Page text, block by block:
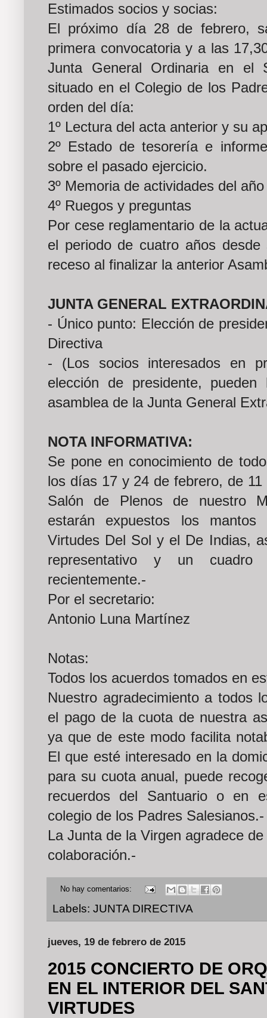
Estimados socios y socias:
El próximo día 28 de febrero,
primera convocatoria y a las
Junta General Ordinaria en el
situado en el Colegio de los
orden del día:
1º Lectura del acta anterior y su
2º Estado de tesorería e
sobre el pasado ejercicio.
3º Memoria de actividades del
4º Ruegos y preguntas
Por cese reglamentario de la
el periodo de cuatro años
receso al finalizar la anterior
JUNTA GENERAL
- Único punto: Elección de
Directiva
- (Los socios interesados en
elección de presidente,
asamblea de la Junta General
NOTA INFORMATIVA:
Se pone en conocimiento de
los días 17 y 24 de febrero, de
Salón de Plenos de nuestro
estarán expuestos los
Virtudes Del Sol y el De Indias,
representativo y un
recientemente.-
Por el secretario:
Antonio Luna Martínez
Notas:
Todos los acuerdos tomados en
Nuestro agradecimiento a todos
el pago de la cuota de nuestra
ya que de este modo facilita
El que esté interesado en la
para su cuota anual, puede
recuerdos del Santuario o en
colegio de los Padres Salesianos.-
La Junta de la Virgen agradece
colaboración.-
No hay comentarios:
Labels: JUNTA DIRECTIVA
jueves, 19 de febrero de 2015
2015 CONCIERTO DE
EN EL INTERIOR DEL
VIRTUDES